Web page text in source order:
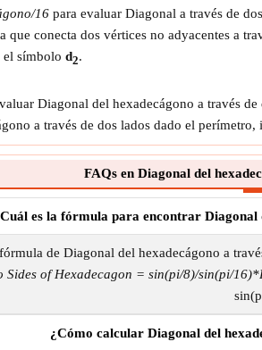
16 para evaluar Diagonal a través de
que conecta dos vértices no adyacentes a
el símbolo d2.
Diagonal del hexadecágono a través
a través de dos lados dado el
FAQs en Diagonal del
es la fórmula para encontrar Diagonal
de Diagonal del hexadecágono a
Sides of Hexadecagon = sin(pi/8)/sin(pi/
¿Cómo calcular Diagonal del